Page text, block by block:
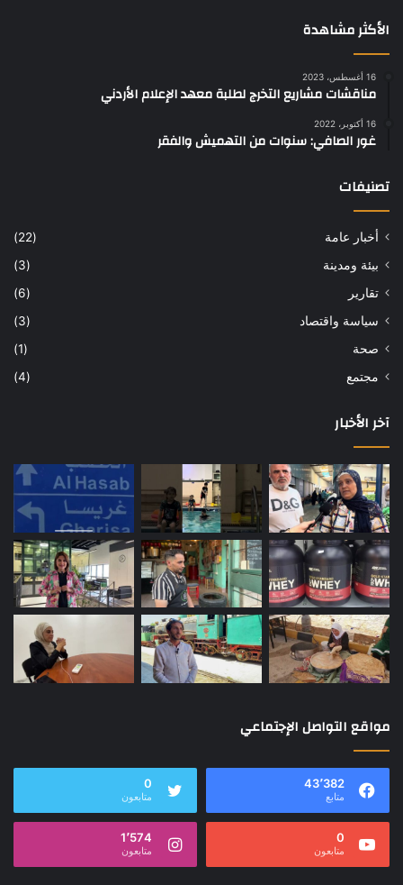
الأكثر مشاهدة
16 أغسطس، 2023
مناقشات مشاريع التخرج لطلبة معهد الإعلام الأردني
16 أكتوبر، 2022
غور الصافي: سنوات من التهميش والفقر
تصنيفات
أخبار عامة
(22)
بيئة ومدينة
(3)
تقارير
(6)
سياسة واقتصاد
(3)
صحة
(1)
مجتمع
(4)
آخر الأخبار
مواقع التواصل الإجتماعي
43٬382
متابع
0
متابعون
0
متابعون
1٬574
متابعون